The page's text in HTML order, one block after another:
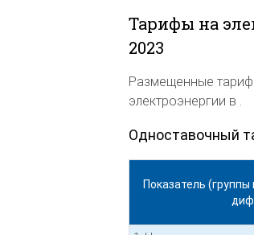
Тарифы на
2023
Размещенные
электроэнергии в .
Одноставочный
Показатель